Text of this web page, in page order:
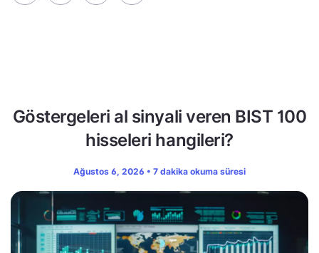
Göstergeleri al sinyali veren BIST 100
hisseleri hangileri?
Ağustos 6, 2026 • 7 dakika okuma süresi